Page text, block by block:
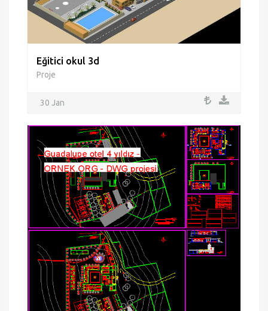
Eğitici okul 3d
Proje
30 Jan